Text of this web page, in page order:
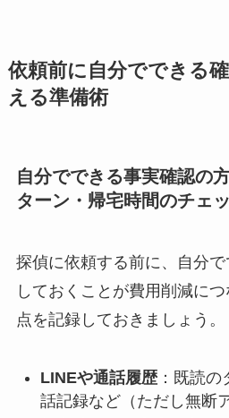
依頼前に自分でできる
える準備術
自分でできる事実確認の
ターン・帰宅時間のチェッ
探偵に依頼する前に、自分
しておくことが費用削減に
点を記録しておきましょう。
LINEや通話履歴：既読の
話記録など（ただし無断